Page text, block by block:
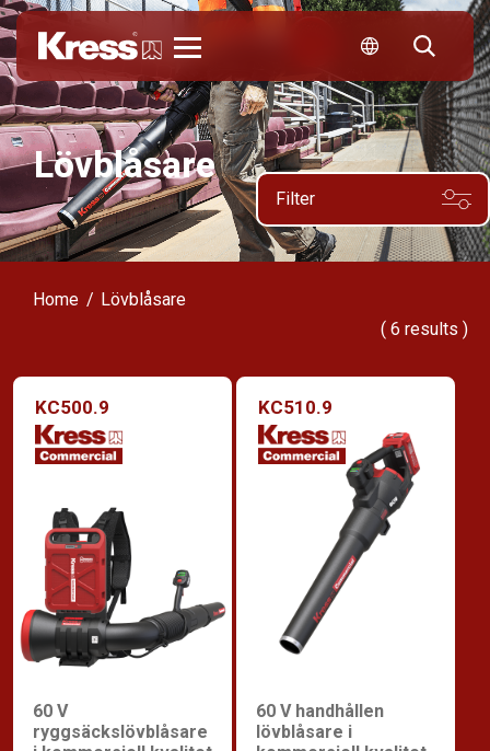
Lövblåsare
Filter
Home
Lövblåsare
( 6 results )
KC500.9
60 V
ryggsäckslövblåsare
KC510.9
60 V handhållen
lövblåsare i